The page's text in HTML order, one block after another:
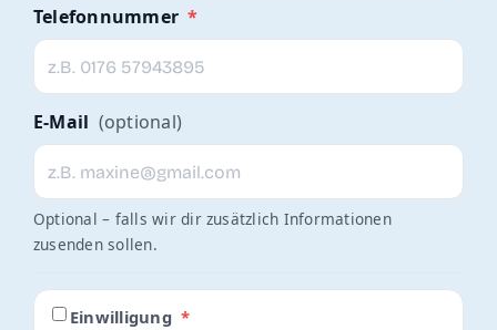
Telefonnummer *
E-Mail (optional)
Optional – falls wir dir zusätzlich Informationen
zusenden sollen.
Einwilligung *